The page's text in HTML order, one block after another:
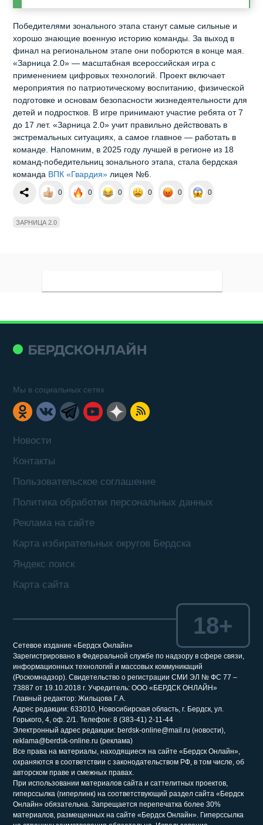
Победителями зонального этапа станут самые сильные и
хорошо знающие военную историю команды. За выход в
финал на региональном этапе они поборются в конце мая.
«Зарница 2.0» — масштабная всероссийская игра с
применением цифровых технологий. Проект включает
мероприятия по патриотическому воспитанию, физической
подготовке и основам безопасности жизнедеятельности для
детей и подростков. В игре принимают участие ребята от 7
до 17 лет. «Зарница 2.0» учит правильно действовать в
экстремальных ситуациях, а самое главное — работать в
команде. Напомним, в 2025 году лучшей в регионе из 18
команд-победительниц зонального этапа, стала бердская
команда ВПК «Гвардия» лицея №6.
0 0 0 0 0 0
ЗАРНИЦА 2.0
Новости
Контакты
Пользовательское соглашение
Политика обработки персональных данных
Реклама на сайте
Карта избирательных округов Бердска
Яндекс поиск
Карта сайта
Мы в социальных сетях
Сетевое издание «Бердск Онлайн»
Зарегистрировано в Федеральной службе по надзору в сфере связи,
информационных технологий и массовых коммуникаций
(Роскомнадзор). Свидетельство о регистрации СМИ ЭЛ № ФС 77 –
73887 от 19.10.2018 г. Учредитель: ООО «БЕРДСК ОНЛАЙН»
Главный редактор: Жильцова Г.А.
Адрес редакции: 633010, Новосибирская область, г. Бердск, ул.
Горького, 4, оф. 2/1. Телефон: 8 (383-41) 2-11-44
Электронный адрес редакции: berdsk-online@mail.ru (новости),
reklama@berdsk-online.ru (реклама)
Все права на материалы, находящиеся на сайте «Бердск Онлайн»,
охраняются в соответствии с законодательством РФ, в том числе, об
авторском праве и смежных правах.
При использовании материалов сайта и саттелитных проектов,
гиперссылка (гиперлинк) на соответствующий раздел сайта «Бердск
Онлайн» обязательна. Запрещается перепечатка более 30%
материалов, размещенных на сайте «Бердск Онлайн». Гиперссылка
18+